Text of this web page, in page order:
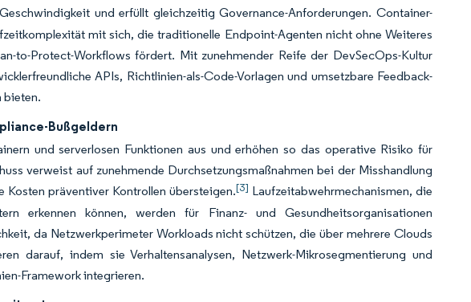
und erfüllt gleichzeitig Governance-Anforderungen. Container-
mit sich, die traditionelle Endpoint-Agenten nicht ohne Weiteres
to-Protect-Workflows fördert. Mit zunehmender Reife der DevSecOps-Kultur
APIs, Richtlinien-als-Code-Vorlagen und umsetzbare Feedback-
bieten.
Bußgeldern
und serverlosen Funktionen aus und erhöhen so das operative Risiko für
verweist auf zunehmende Durchsetzungsmaßnahmen bei der Misshandlung
präventiver Kontrollen übersteigen.[3] Laufzeitabwehrmechanismen, die
erkennen können, werden für Finanz- und Gesundheitsorganisationen
da Netzwerkperimeter Workloads nicht schützen, die über mehrere Clouds
darauf, indem sie Verhaltensanalysen, Netzwerk-Mikrosegmentierung und
Framework integrieren.